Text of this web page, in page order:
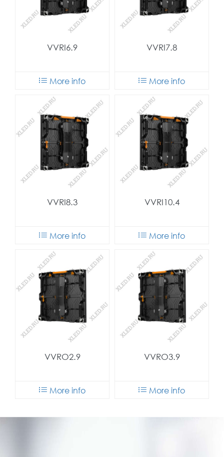
VVRI6.9
More info
VVRI7.8
More info
VVRI8.3
More info
VVRI10.4
More info
VVRO2.9
More info
VVRO3.9
More info